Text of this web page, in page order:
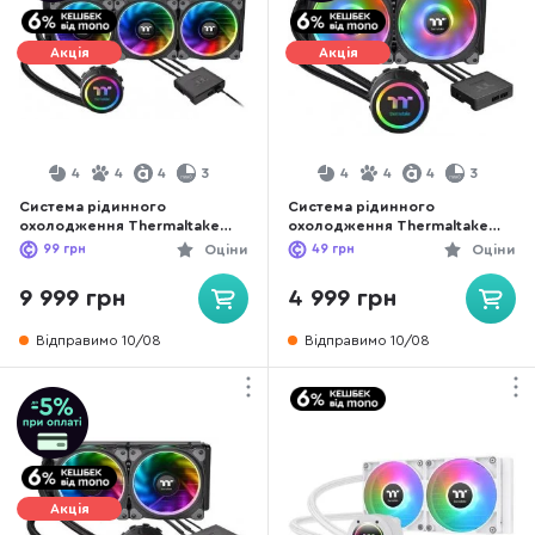
Акція
4 4 4 3
Система рідинного
охолодження Thermaltake
Floe Riing RGB 360 TT Premium
Edition (CL-W158-PL12SW-A)
Оціни
99 грн
9 999 грн
Відправимо 10/08
Акція
4 4 4 3
Система рідинного
охолодження Thermaltake
Floe DX RGB 280 TT Premium
Edition / RiingDuo RGB (CL-
Оціни
49 грн
4 999 грн
Відправимо 10/08
Акція